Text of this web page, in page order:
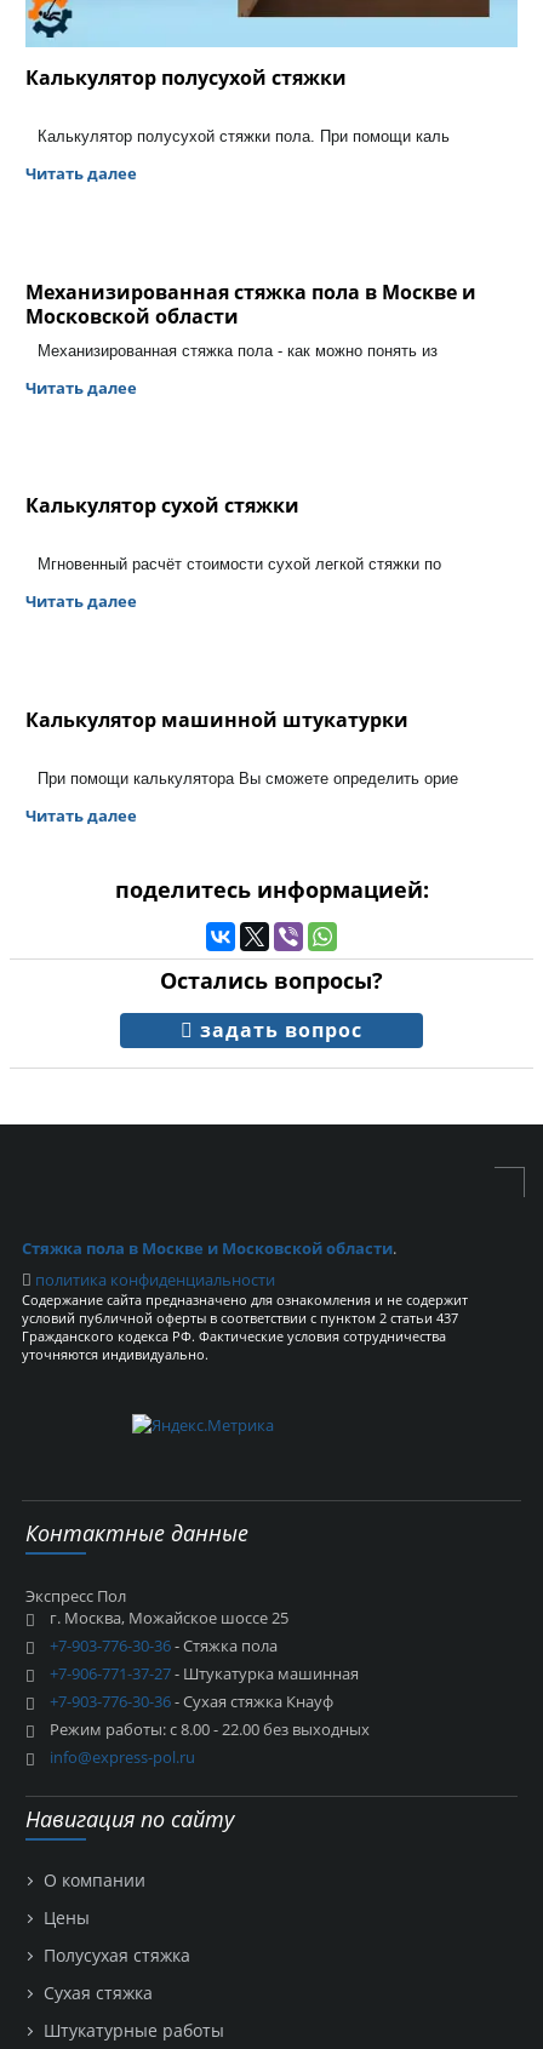
Калькулятор полусухой стяжки
Калькулятор полусухой стяжки пола. При помощи каль
Читать далее
Механизированная стяжка пола в Москве и
Московской области
Механизированная стяжка пола - как можно понять из
Читать далее
Калькулятор сухой стяжки
Мгновенный расчёт стоимости сухой легкой стяжки по
Читать далее
Калькулятор машинной штукатурки
При помощи калькулятора Вы сможете определить орие
Читать далее
поделитесь информацией:
Остались вопросы?
задать вопрос
Стяжка пола в Москве и Московской области.
политика конфиденциальности
Содержание сайта предназначено для ознакомления и не содержит
условий публичной оферты в соответствии с пунктом 2 статьи 437
Гражданского кодекса РФ. Фактические условия сотрудничества
уточняются индивидуально.
Контактные данные
Экспресс Пол
г. Москва, Можайское шоссе 25
+7-903-776-30-36- Стяжка пола
+7-906-771-37-27- Штукатурка машинная
+7-903-776-30-36- Сухая стяжка Кнауф
Режим работы: с 8.00 - 22.00 без выходных
info@express-pol.ru
Навигация по сайту
О компании
Цены
Полусухая стяжка
Сухая стяжка
Штукатурные работы